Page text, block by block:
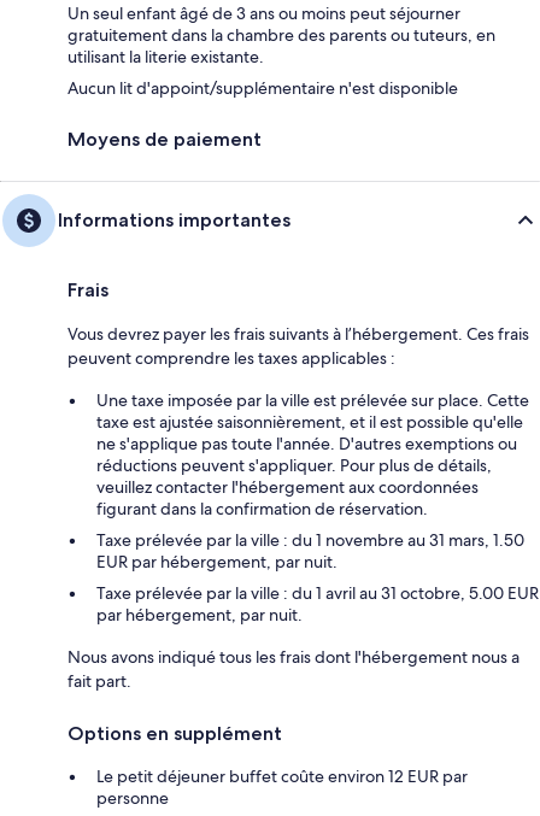
Un seul enfant âgé de 3 ans ou moins peut séjourner
gratuitement dans la chambre des parents ou tuteurs, en
utilisant la literie existante.
Aucun lit d'appoint/supplémentaire n'est disponible
Moyens de paiement
Informations importantes
Frais
Vous devrez payer les frais suivants à l’hébergement. Ces frais
peuvent comprendre les taxes applicables :
Une taxe imposée par la ville est prélevée sur place. Cette
taxe est ajustée saisonnièrement, et il est possible qu'elle
ne s'applique pas toute l'année. D'autres exemptions ou
réductions peuvent s'appliquer. Pour plus de détails,
veuillez contacter l'hébergement aux coordonnées
figurant dans la confirmation de réservation.
Taxe prélevée par la ville : du 1 novembre au 31 mars, 1.50
EUR par hébergement, par nuit.
Taxe prélevée par la ville : du 1 avril au 31 octobre, 5.00 EUR
par hébergement, par nuit.
Nous avons indiqué tous les frais dont l'hébergement nous a
fait part.
Options en supplément
Le petit déjeuner buffet coûte environ 12 EUR par
personne